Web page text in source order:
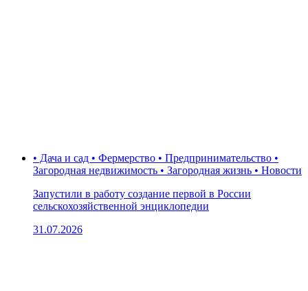
• Дача и сад • Фермерство • Предпринимательство •
Загородная недвижимость • Загородная жизнь • Новости
Запустили в работу создание первой в России
сельскохозяйственной энциклопедии
31.07.2026